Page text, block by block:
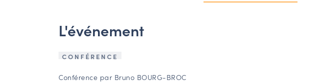
L'événement
CONFÉRENCE
Conférence par Bruno BOURG-BROC